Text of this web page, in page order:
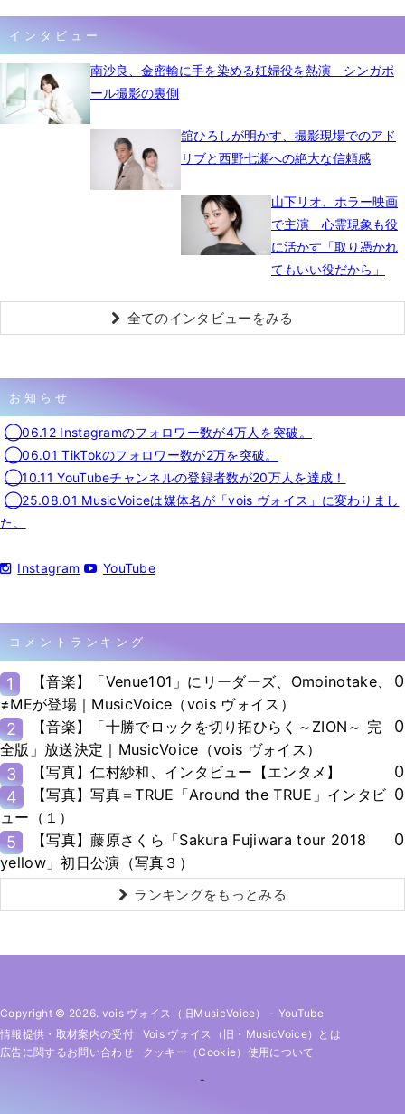
インタビュー
南沙良、金密輸に手を染める妊婦役を熱演 シンガポ
ール撮影の裏側
舘ひろしが明かす、撮影現場でのアド
リブと西野七瀬への絶大な信頼感
山下リオ、ホラー映画
で主演 心霊現象も役
に活かす「取り憑かれ
てもいい役だから」
全てのインタビューをみる
お知らせ
◯06.12 Instagramのフォロワー数が4万人を突破。
◯06.01 TikTokのフォロワー数が2万を突破。
◯10.11 YouTubeチャンネルの登録者数が20万人を達成！
◯25.08.01 MusicVoiceは媒体名が「vois ヴォイス」に変わりまし
た。
Instagram YouTube
コメントランキング
1
【音楽】「Venue101」にリーダーズ、Omoinotake、
≠MEが登場｜MusicVoice（vois ヴォイス）
0
2
【音楽】「十勝でロックを切り拓ひらく～ZION～ 完
全版」放送決定｜MusicVoice（vois ヴォイス）
0
3 【写真】仁村紗和、インタビュー【エンタメ】
0
4
【写真】写真＝TRUE「Around the TRUE」インタビ
ュー（１）
0
5
【写真】藤原さくら「Sakura Fujiwara tour 2018
yellow」初日公演（写真３）
0
ランキングをもっとみる
Copyright © 2026. vois ヴォイス（旧MusicVoice） - YouTube
情報提供・取材案内の受付
Vois ヴォイス（旧・MusicVoice）とは
広告に関するお問い合わせ
クッキー（cookie）使用について
-